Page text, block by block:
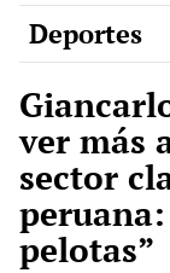
Deportes
ver más
sector
pelotas”